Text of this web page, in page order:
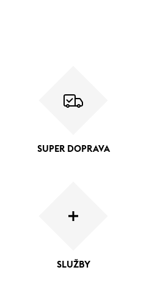
SUPER DOPRAVA
SLUŽBY